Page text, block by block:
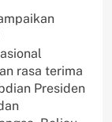
rasa terima
Presiden